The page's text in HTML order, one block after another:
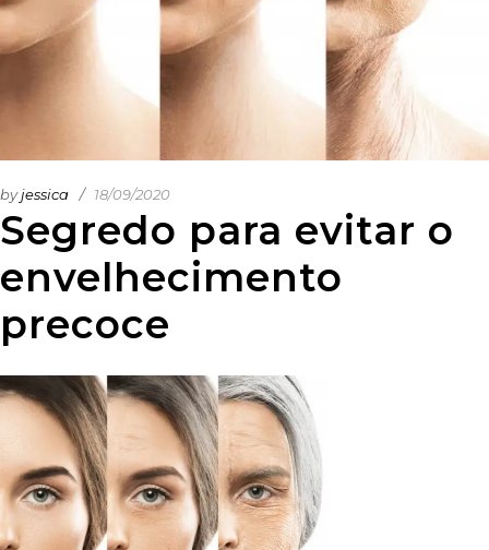
Segredo para evitar o
envelhecimento
precoce
byjessica 18/09/2020